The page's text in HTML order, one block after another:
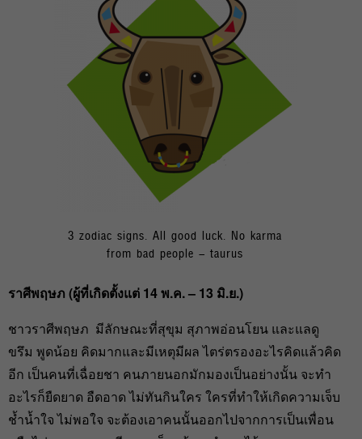
3 zodiac signs. All good luck. No karma
from bad people – taurus
ราศีพฤษภ (ผู้ที่เกิดตั้งแต่ 14 พ.ค. – 13 มิ.ย.)
ชาวราศีพฤษภ มีลักษณะที่สุขุม สุภาพอ่อนโยน และแลดู
ขรึม พูดน้อย คิดมากและมีเหตุมีผล ไตร่ตรองอะไรคิดแล้วคิด
อีก เป็นคนที่เฉื่อยชา คนภายนอกมักมองเป็นอย่างนั้น จะทำ
อะไรก็ยืดยาด อืดอาด ไม่ทันกินใคร ใครที่ทำให้เกิดความเจ็บ
ช้ำน้ำใจ ไม่พอใจ จะต้องเอาคนนั้นออกไปจากการเป็นเพื่อน